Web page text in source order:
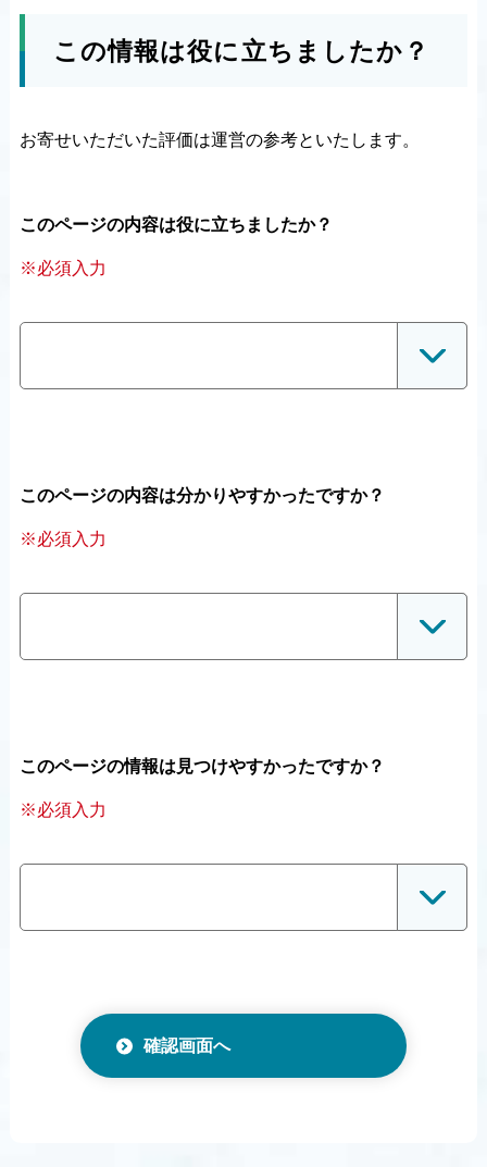
この情報は役に立ちましたか？
お寄せいただいた評価は運営の参考といたします。
このページの内容は役に立ちましたか？
※必須入力
このページの内容は分かりやすかったですか？
※必須入力
このページの情報は見つけやすかったですか？
※必須入力